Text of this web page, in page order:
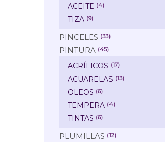
ACEITE (4)
TIZA (9)
PINCELES (33)
PINTURA (45)
ACRÍLICOS (17)
ACUARELAS (13)
OLEOS (6)
TEMPERA (4)
TINTAS (6)
PLUMILLAS (12)